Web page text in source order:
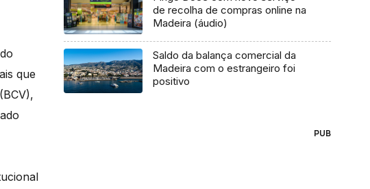
que
de recolha de compras online na
Madeira (áudio)
Saldo da balança comercial da
Madeira com o estrangeiro foi
positivo
PUB